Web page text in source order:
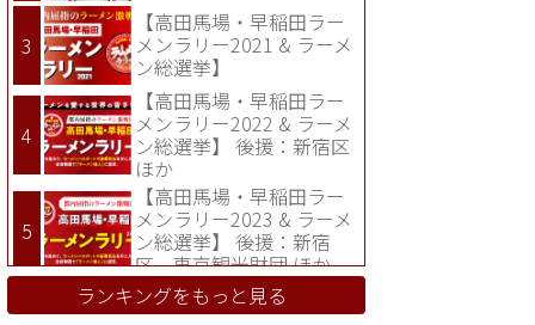
【高田馬場・早稲田ラー
メンラリー2021 & ラーメ
ン総選挙】
【高田馬場・早稲田ラー
メンラリー2022 & ラーメ
ン総選挙】 後援：新宿区
ほか
【高田馬場・早稲田ラー
メンラリー2023 & ラーメ
ン総選挙】 後援：新宿
区、東京観光財団 ほか
ランキングをもっと見る